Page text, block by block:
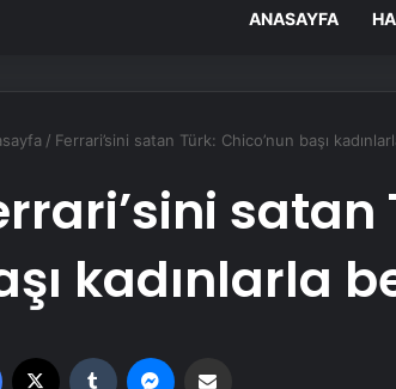
ANASAYFA
/ Ferrari’sini satan Türk: Chico’nun başı
satan
kadınlarla
Facebook Tumblr